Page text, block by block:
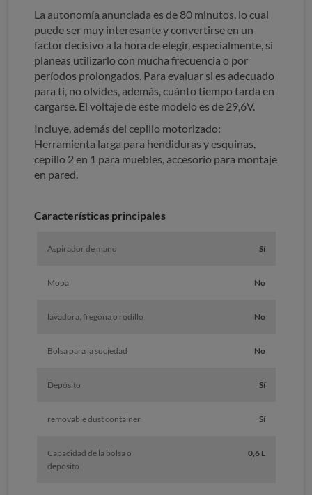
La autonomía anunciada es de 80 minutos, lo cual
puede ser muy interesante y convertirse en un
factor decisivo a la hora de elegir, especialmente, si
planeas utilizarlo con mucha frecuencia o por
períodos prolongados. Para evaluar si es adecuado
para ti, no olvides, además, cuánto tiempo tarda en
cargarse. El voltaje de este modelo es de 29,6V.
Incluye, además del cepillo motorizado:
Herramienta larga para hendiduras y esquinas,
cepillo 2 en 1 para muebles, accesorio para montaje
en pared.
Características principales
Aspirador de mano Sí
Mopa No
lavadora, fregona o rodillo No
Bolsa para la suciedad No
Depósito Sí
removable dust container Sí
Capacidad de la bolsa o
depósito
0,6 L